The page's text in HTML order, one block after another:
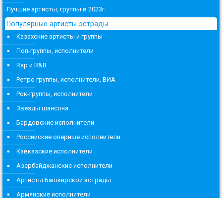
Лучшие артисты, группы в 2023г.
Популярные артисты эстрады
Казахские артисты и группы
Поп-группы, исполнители
Rap и R&B
Ретро группы, исполнители, ВИА
Рок-группы, исполнители
Звезды шансона
Бардовские исполнители
Российские оперные исполнители
Кавказские исполнители
Азербайджанские исполнители
Артисты Башкирской эстрады
Армянские исполнители